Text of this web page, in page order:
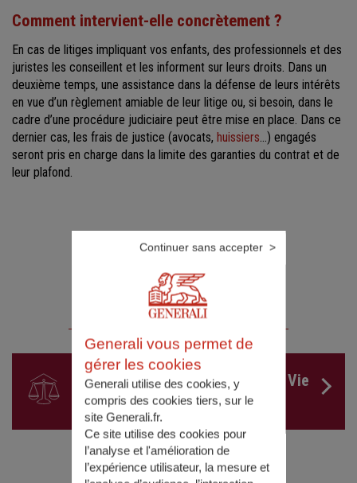
Comment intervient-elle concrètement ?
En cas de litiges impliquant vos enfants, des professionnels et des
juristes les conseillent et les informent sur leurs droits. Dans un
deuxième temps, une assistance dans la défense de leurs intérêts
en vue d’un règlement amiable de leur litige ou, si besoin, dans le
cadre d’une procédure judiciaire peut être mise en place. Dans ce
dernier cas, les frais de justice (avocats, huissiers…) engagés
seront pris en charge dans la limite des garanties du contrat et de
leur plafond.
Nos solutions
Assurance Protection Juridique Vie
Privée
Generali vous permet de
gérer les cookies
Generali utilise des cookies, y
compris des cookies tiers, sur le
site Generali.fr.
Ce site utilise des cookies pour
l’analyse et l'amélioration de
l’expérience utilisateur, la mesure et
Continuer sans accepter